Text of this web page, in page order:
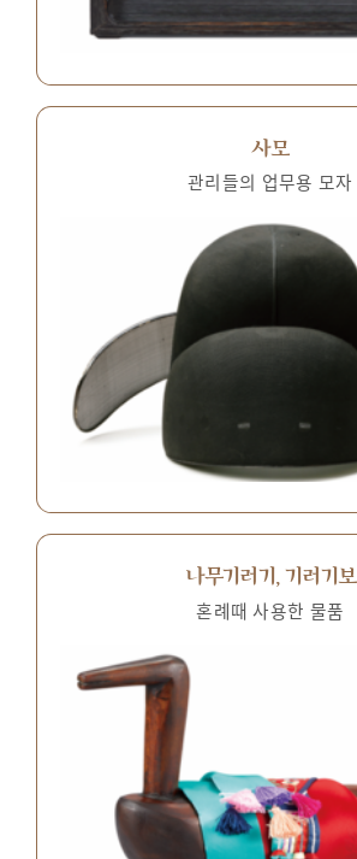
사모
관리들의 업무용 모자
나무기러기, 기러기보
혼례때 사용한 물품